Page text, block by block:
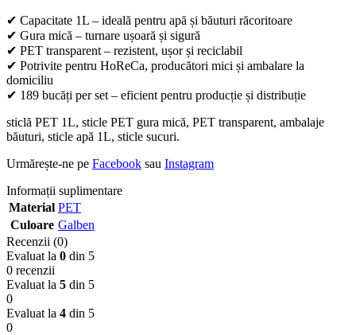
✔ Capacitate 1L – ideală pentru apă și băuturi răcoritoare
✔ Gura mică – turnare ușoară și sigură
✔ PET transparent – rezistent, ușor și reciclabil
✔ Potrivite pentru HoReCa, producători mici și ambalare la
domiciliu
✔ 189 bucăți per set – eficient pentru producție și distribuție
sticlă PET 1L, sticle PET gura mică, PET transparent, ambalaje
băuturi, sticle apă 1L, sticle sucuri.
Urmărește-ne pe Facebook sau Instagram
Informații suplimentare
Material PET
Culoare Galben
Recenzii (0)
Evaluat la 0 din 5
0 recenzii
Evaluat la 5 din 5
0
Evaluat la 4 din 5
0